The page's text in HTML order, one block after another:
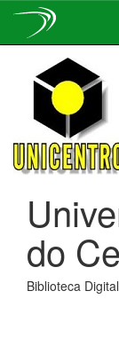
navigation
do
Biblioteca